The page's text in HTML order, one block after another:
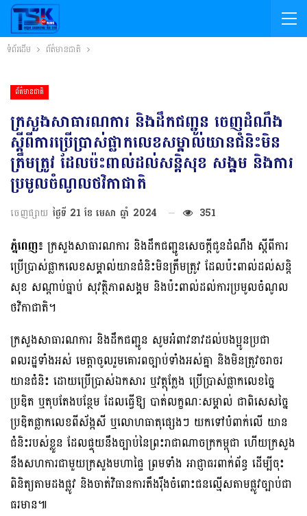
ទំព័រដើម ព័ត៌មានជាតិ
ព័ត៌មានជាតិ
ក្រសួងសាធារណការ និងដឹកជញ្ជូន ចេញ​ដំណឹង
ស្តីពីការប្រើប្រាស់ផ្លាកលេខសម្គាល់យានជំនិះមិន
ត្រឹមត្រូវ ដែលប៉ះពាល់ដល់សន្តិសុខ សង្គម និងការ
ប្រមូលចំណូលថវិកាជាតិ
ចេញផ្សាយ ថ្ងៃទី 21 ខែ មេសា ឆ្នាំ 2024 351
ភ្នំពេញ៖ ក្រសួងសាធារណការ និងដឹកជញ្ជូនសេចក្តីជូនដំណឹង ស្តីពីការ
ប្រើប្រាស់ផ្លាកលេខសម្គាល់យានជំនិះមិនត្រឹមត្រូវ ដែលប៉ះពាល់ដល់សន្តិ
សុខ សណ្តាប់ធ្នាប់ សុវត្ថិភាពសង្គម និងប៉ះពាល់ដល់ការប្រមូលចំណូល
ថវិកាជាតិ។
ក្រសួងសាធារណការ និងដឹកជញ្ជូន សូមអំពាវនាវដល់បងប្អូនប្រជា
ពលរដ្ឋទាំងអស់ មេត្តាចូលរួមគោរពច្បាប់ទាំងអស់គ្នា និងមិនត្រូវចរាចរ
យានជំនិះ ដោយប្រើប្រាស់ឯកសារ ឬវត្ថុក្លែង ប្រើប្រាស់ផ្លាកលេខច្នៃ
ប្រឌិត ឬតុបតែងបន្ថែម ដែលធ្វើឱ្យ បាត់លក្ខណៈសម្គាល់ ជាពិសេសច្នៃ
ប្រឌិតផ្លាកលេខពីស័ង្កសី ឬលោហធាតុផ្សេងៗ យកទៅបំពាក់លើ យាន
ជំនិះរបស់ខ្លួន ដែលផ្ទុយនឹងច្បាប់នៃព្រះរាជាណាចក្រកម្ពុជា ហើយក្រសួង
នឹងសហការជាមួយក្រសួងមហាផ្ទៃ ព្រមទាំង អាជ្ញាធរពាក់ព័ន្ធ ដើម្បីចុះ
ពិនិត្យតាមដងផ្លូវ និងចាត់វិធានការតឹងរ៉ឹងចំពោះជនល្មើសតាមផ្លូវច្បាប់ជា
ធរមាន៕